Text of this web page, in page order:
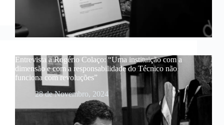
Entrevista a Rogério Colaço: “Uma instituição com a
dimensão e com a responsabilidade do Técnico não
funciona com revoluções”
28 de Novembro, 2024